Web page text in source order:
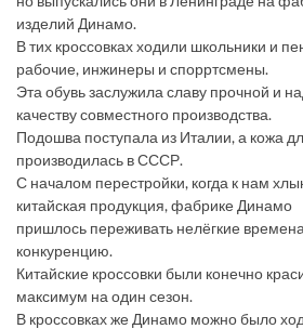
изделий Динамо.
В тих кроссовках ходили школьники и
рабочие, инжинеры и спорртсмены.
Эта обувь заслужила славу прочной и
качеству совместного производства.
Подошва поступала из Италии, а кожа
производилась в СССР.
С началом перестройки, когда к нам
китайская продукция, фабрике Динамо
пришлось переживать нелёгкие
конкуренцию.
Китайские кроссовки были конечно
максимум на один сезон.
В кроссовках же Динамо можно было